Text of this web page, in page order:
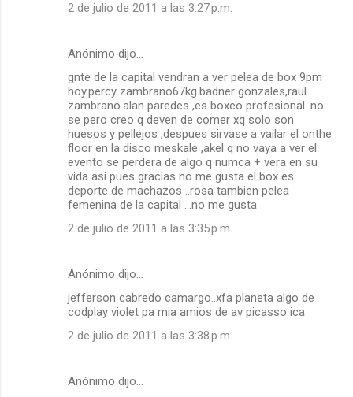
2 de julio de 2011 a las 3:27 p.m.
Anónimo dijo…
gnte de la capital vendran a ver pelea de box 9pm
hoy.percy zambrano67kg.badner gonzales,raul
zambrano.alan paredes ,es boxeo profesional .no
se pero creo q deven de comer xq solo son
huesos y pellejos ,despues sirvase a vailar el onthe
floor en la disco meskale ,akel q no vaya a ver el
evento se perdera de algo q numca + vera en su
vida asi pues gracias no me gusta el box es
deporte de machazos ..rosa tambien pelea
femenina de la capital ...no me gusta
2 de julio de 2011 a las 3:35 p.m.
Anónimo dijo…
jefferson cabredo camargo..xfa planeta algo de
codplay violet pa mia amios de av picasso ica
2 de julio de 2011 a las 3:38 p.m.
Anónimo dijo…